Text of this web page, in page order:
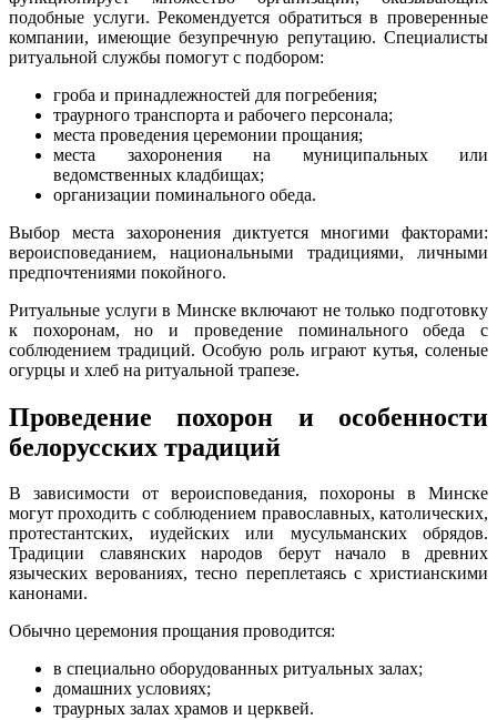
подобные услуги. Рекомендуется обратиться в проверенные
компании, имеющие безупречную репутацию. Специалисты
ритуальной службы помогут с подбором:
гроба и принадлежностей для погребения;
траурного транспорта и рабочего персонала;
места проведения церемонии прощания;
места захоронения на муниципальных или
ведомственных кладбищах;
организации поминального обеда.
Выбор места захоронения диктуется многими факторами:
вероисповеданием, национальными традициями, личными
предпочтениями покойного.
Ритуальные услуги в Минске включают не только подготовку
к похоронам, но и проведение поминального обеда с
соблюдением традиций. Особую роль играют кутья, соленые
огурцы и хлеб на ритуальной трапезе.
Проведение похорон и особенности
белорусских традиций
В зависимости от вероисповедания, похороны в Минске
могут проходить с соблюдением православных, католических,
протестантских, иудейских или мусульманских обрядов.
Традиции славянских народов берут начало в древних
языческих верованиях, тесно переплетаясь с христианскими
канонами.
Обычно церемония прощания проводится:
в специально оборудованных ритуальных залах;
домашних условиях;
траурных залах храмов и церквей.